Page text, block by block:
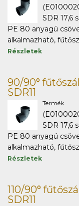
SDR 17,6
PE 80 anyagú
alkalmazható,
Részletek
90/90°
SDR11
Termék
SDR 17,6
PE 80 anyagú
alkalmazható,
Részletek
110/90°
SDR11